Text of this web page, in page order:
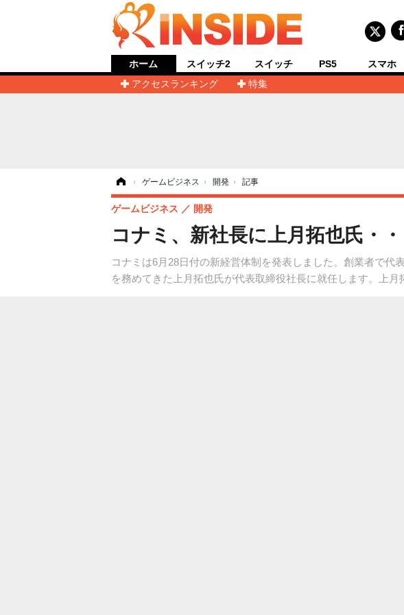
ホーム
アクセスランキング
特集
スイッチ2 スイッチ PS5 スマホ
› ゲームビジネス › 開発 › 記事
コナミ、新社長に上月拓也氏・
コナミは6月28日付の新経営体制を発表しました。創業者で
を務めてきた上月拓也氏が代表取締役社長に就任します。上
ゲームビジネス 開発